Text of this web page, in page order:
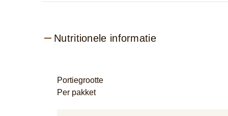
Nutritionele informatie
Portiegrootte
Per pakket